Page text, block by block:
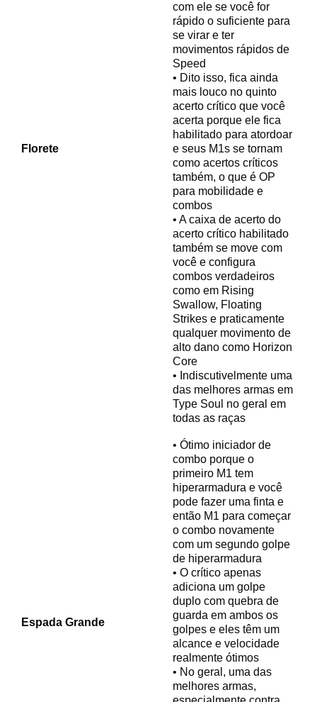
Florete
com ele se você for
rápido o suficiente para
se virar e ter
movimentos rápidos de
Speed
• Dito isso, fica ainda
mais louco no quinto
acerto crítico que você
acerta porque ele fica
habilitado para atordoar
e seus M1s se tornam
como acertos críticos
também, o que é OP
para mobilidade e
combos
• A caixa de acerto do
acerto crítico habilitado
também se move com
você e configura
combos verdadeiros
como em Rising
Swallow, Floating
Strikes e praticamente
qualquer movimento de
alto dano como Horizon
Core
• Indiscutivelmente uma
das melhores armas em
Type Soul no geral em
todas as raças
Espada Grande
• Ótimo iniciador de
combo porque o
primeiro M1 tem
hiperarmadura e você
pode fazer uma finta e
então M1 para começar
o combo novamente
com um segundo golpe
de hiperarmadura
• O crítico apenas
adiciona um golpe
duplo com quebra de
guarda em ambos os
golpes e eles têm um
alcance e velocidade
realmente ótimos
• No geral, uma das
melhores armas,